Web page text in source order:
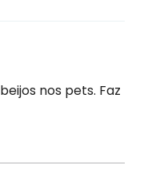
nos pets. Faz